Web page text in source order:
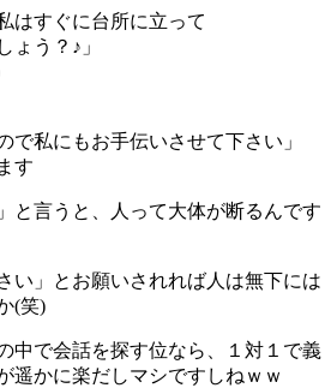
はすぐに台所に立って
ょう？♪」
で私にもお手伝いさせて下さい」
す
と言うと、人って大体が断るんです
い」とお願いされれば人は無下には
(笑)
中で会話を探す位なら、１対１で義
遥かに楽だしマシですしねｗｗ